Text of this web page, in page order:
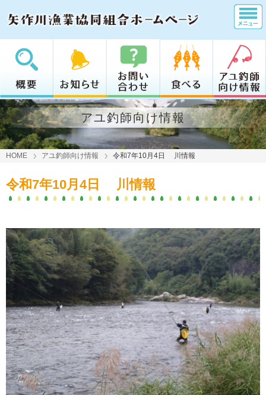
アユ釣師向け情報
HOME アユ釣師向け情報 令和7年10月4日 川情報
令和7年10月4日 川情報